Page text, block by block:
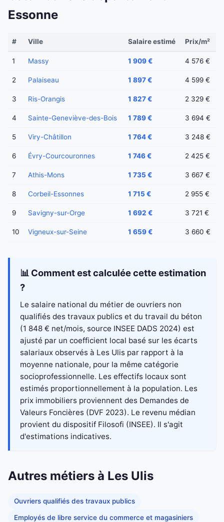
Essonne
# Ville Salaire estimé Prix/m²
1 Massy 1 909 € 4 576 €
2 Palaiseau 1 897 € 4 599 €
3 Ris-Orangis 1 827 € 2 329 €
4 Sainte-Geneviève-des-Bois 1 789 € 3 694 €
5 Viry-Châtillon 1 764 € 3 248 €
6 Évry-Courcouronnes 1 746 € 2 425 €
7 Athis-Mons 1 735 € 3 667 €
8 Corbeil-Essonnes 1 715 € 2 955 €
9 Savigny-sur-Orge 1 692 € 3 721 €
10 Vigneux-sur-Seine 1 659 € 3 660 €
📊 Comment est calculée cette estimation
?
Le salaire national du métier de ouvriers non
qualifiés des travaux publics et du travail du béton
(1 848 € net/mois, source INSEE DADS 2024) est
ajusté par un coefficient local basé sur les écarts
salariaux observés à Les Ulis par rapport à la
moyenne nationale, pour la même catégorie
socioprofessionnelle. Les effectifs locaux sont
estimés proportionnellement à la population. Les
prix immobiliers proviennent des Demandes de
Valeurs Foncières (DVF 2023). Le revenu médian
provient du dispositif Filosofi (INSEE). Il s'agit
d'estimations indicatives.
Autres métiers à Les Ulis
Ouvriers qualifiés des travaux publics
Employés de libre service du commerce et magasiniers